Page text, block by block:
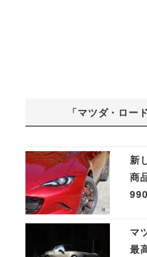
「マツダ・ロー
新
商
マ
最